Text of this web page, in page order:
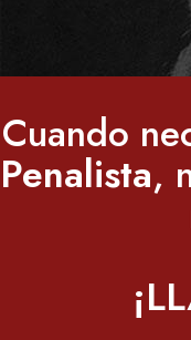
Cuando
Penalista,